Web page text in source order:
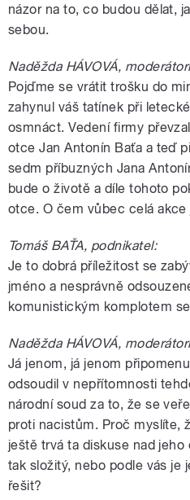
názor na to, co budou dělat,
sebou.
Naděžda HÁVOVÁ,
Pojďme se vrátit trošku do
zahynul váš tatínek při
osmnáct. Vedení firmy
otce Jan Antonín Baťa a teď
sedm příbuzných Jana
bude o životě a díle tohoto
otce. O čem vůbec celá
Tomáš BAŤA, podnikatel:
Je to dobrá příležitost se
jméno a nesprávně
komunistickým komplotem
Naděžda HÁVOVÁ,
Já jenom, já jenom
odsoudil v nepřítomnosti
národní soud za to, že se
proti nacistům. Proč myslíte,
ještě trvá ta diskuse nad
tak složitý, nebo podle vás je
řešit?